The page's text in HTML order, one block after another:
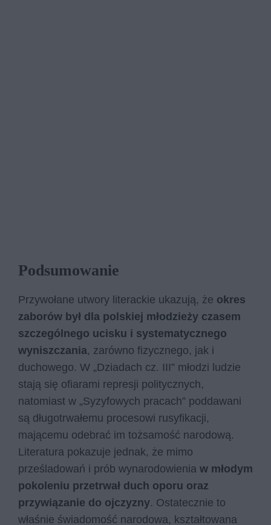
Podsumowanie
Przywołane utwory literackie ukazują, że okres
zaborów był dla polskiej młodzieży czasem
szczególnego ucisku i systematycznego
wyniszczania, zarówno fizycznego, jak i
duchowego. W „Dziadach cz. III” młodzi ludzie
stają się ofiarami represji politycznych,
natomiast w „Syzyfowych pracach” poddawani
są długotrwałemu procesowi rusyfikacji,
mającemu odebrać im tożsamość narodową.
Literatura pokazuje jednak, że mimo
prześladowań i prób wynarodowienia w młodym
pokoleniu przetrwał duch oporu oraz
przywiązanie do ojczyzny. Ostatecznie to
właśnie świadomość narodowa, kształtowana